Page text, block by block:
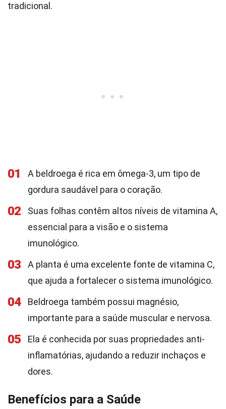
tradicional.
01
A beldroega é rica em ômega-3, um tipo de
gordura saudável para o coração.
02
Suas folhas contêm altos níveis de vitamina A,
essencial para a visão e o sistema
imunológico.
03
A planta é uma excelente fonte de vitamina C,
que ajuda a fortalecer o sistema imunológico.
04
Beldroega também possui magnésio,
importante para a saúde muscular e nervosa.
05
Ela é conhecida por suas propriedades anti-
inflamatórias, ajudando a reduzir inchaços e
dores.
Benefícios para a Saúde